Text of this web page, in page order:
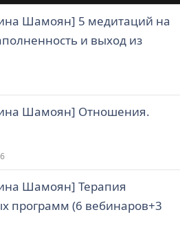
Шамоян] 5 медитаций на
и выход из
Шамоян] Отношения.
Шамоян] Терапия
программ (6 вебинаров+3